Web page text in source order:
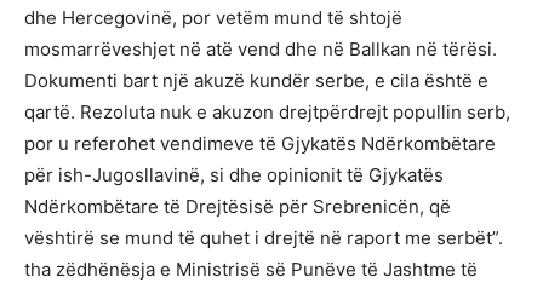
dhe Hercegovinë, por vetëm mund të shtojë
mosmarrëveshjet në atë vend dhe në Ballkan në tërësi.
Dokumenti bart një akuzë kundër serbe, e cila është e
qartë. Rezoluta nuk e akuzon drejtpërdrejt popullin serb,
por u referohet vendimeve të Gjykatës Ndërkombëtare
për ish-Jugosllavinë, si dhe opinionit të Gjykatës
Ndërkombëtare të Drejtësisë për Srebrenicën, që
vështirë se mund të quhet i drejtë në raport me serbët”.
tha zëdhënësja e Ministrisë së Punëve të Jashtme të